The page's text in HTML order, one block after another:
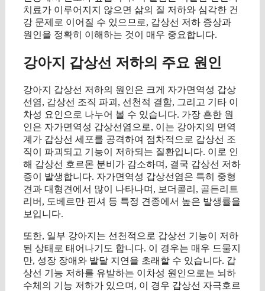
치료가 이루어지지 않으면 삶의 질 저하와 심각한 건
강 문제로 이어질 수 있으므로, 갑상선 저하 증상과
원인을 정확히 이해하는 것이 매우 중요합니다.
강아지 갑상선 저하의 주요 원인
강아지 갑상선 저하의 원인은 크게 자가면역성 갑상
선염, 갑상선 조직 파괴, 선천적 결함, 그리고 기타 이
차성 요인으로 나누어 볼 수 있습니다. 가장 흔한 원
인은 자가면역성 갑상선염으로, 이는 강아지의 면역
계가 갑상선 세포를 공격하여 점차적으로 갑상선 조
직이 파괴되고 기능이 저하되는 질환입니다. 이로 인
해 갑상선 호르몬 분비가 감소하며, 결국 갑상선 저하
증이 발생합니다. 자가면역성 갑상선염은 특히 중형
견과 대형견에서 많이 나타나며, 보더콜리, 골든리트
리버, 도베르만 핀셔 등 특정 견종에서 높은 발생률을
보입니다.
또한, 일부 강아지는 선천적으로 갑상선 기능이 저하
된 상태로 태어나기도 합니다. 이 경우는 매우 드물지
만, 성장 장애와 발달 지연을 초래할 수 있습니다. 갑
상선 기능 저하를 유발하는 이차성 원인으로는 뇌하
수체의 기능 저하가 있으며, 이 경우 갑상선 자극호르